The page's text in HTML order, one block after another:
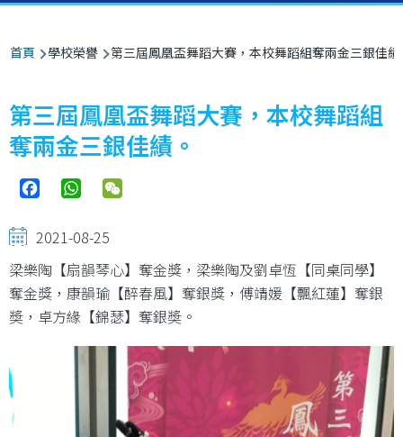
導
航
連
結
首頁 學校榮譽 第三屆鳳凰盃舞蹈大賽，本校舞蹈組奪兩金三銀佳
第三屆鳳凰盃舞蹈大賽，本校舞蹈組
奪兩金三銀佳績。
FacebookWhatsApp
2021-08-25
梁樂陶【扇韻琴心】奪金獎，梁樂陶及劉卓恆【同桌同學】
奪金獎，康韻瑜【醉春風】奪銀獎，傅靖媛【飄紅蓮】奪銀
奬，卓方緣【錦瑟】奪銀奬。